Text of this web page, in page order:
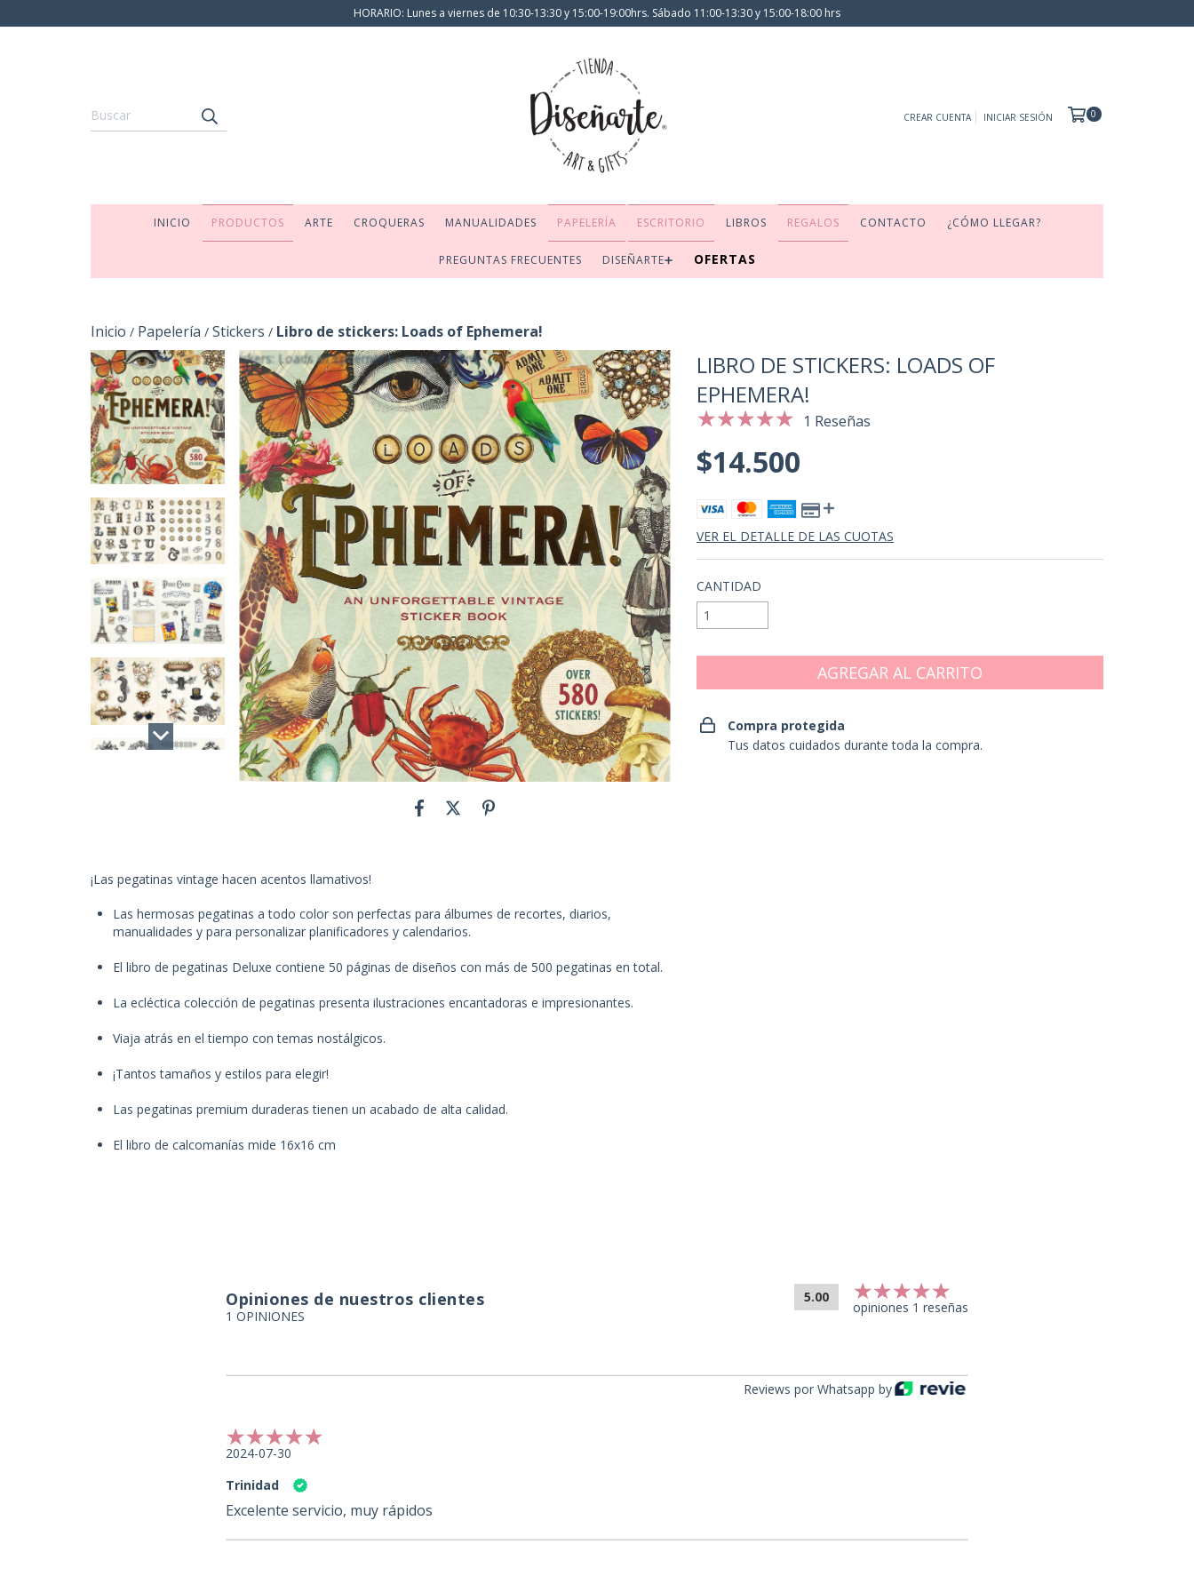
HORARIO: Lunes a viernes de 10:30-13:30 y 15:00-19:00hrs. Sábado 11:00-13:30 y 15:00-18:00 hrs
CREAR CUENTA INICIAR SESIÓN 0
INICIO PRODUCTOS ARTE CROQUERAS MANUALIDADES PAPELERÍA ESCRITORIO LIBROS REGALOS CONTACTO ¿CÓMO LLEGAR?
PREGUNTAS FRECUENTES DISEÑARTE➕ OFERTAS
Inicio / Papelería / Stickers / Libro de stickers: Loads of Ephemera!
¡Las pegatinas vintage hacen acentos llamativos!
Las hermosas pegatinas a todo color son perfectas para álbumes de recortes, diarios,
manualidades y para personalizar planificadores y calendarios.
El libro de pegatinas Deluxe contiene 50 páginas de diseños con más de 500 pegatinas en total.
La ecléctica colección de pegatinas presenta ilustraciones encantadoras e impresionantes.
Viaja atrás en el tiempo con temas nostálgicos.
¡Tantos tamaños y estilos para elegir!
Las pegatinas premium duraderas tienen un acabado de alta calidad.
El libro de calcomanías mide 16x16 cm
LIBRO DE STICKERS: LOADS OF
EPHEMERA!
1 Reseñas
$14.500
VER EL DETALLE DE LAS CUOTAS
CANTIDAD
Compra protegida
Tus datos cuidados durante toda la compra.
Opiniones de nuestros clientes
1 OPINIONES
5.00
opiniones 1 reseñas
Reviews por Whatsapp by
2024-07-30
Trinidad
Excelente servicio, muy rápidos